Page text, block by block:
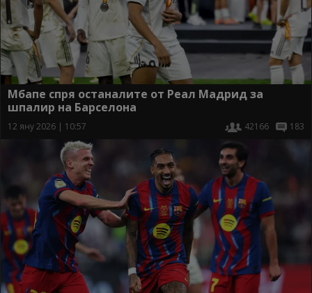
Мбапе спря останалите от Реал Мадрид за
шпалир на Барселона
12 яну 2026 | 10:57 42166 183